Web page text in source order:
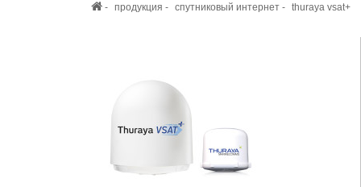
продукция спутниковый интернет thuraya vsat+